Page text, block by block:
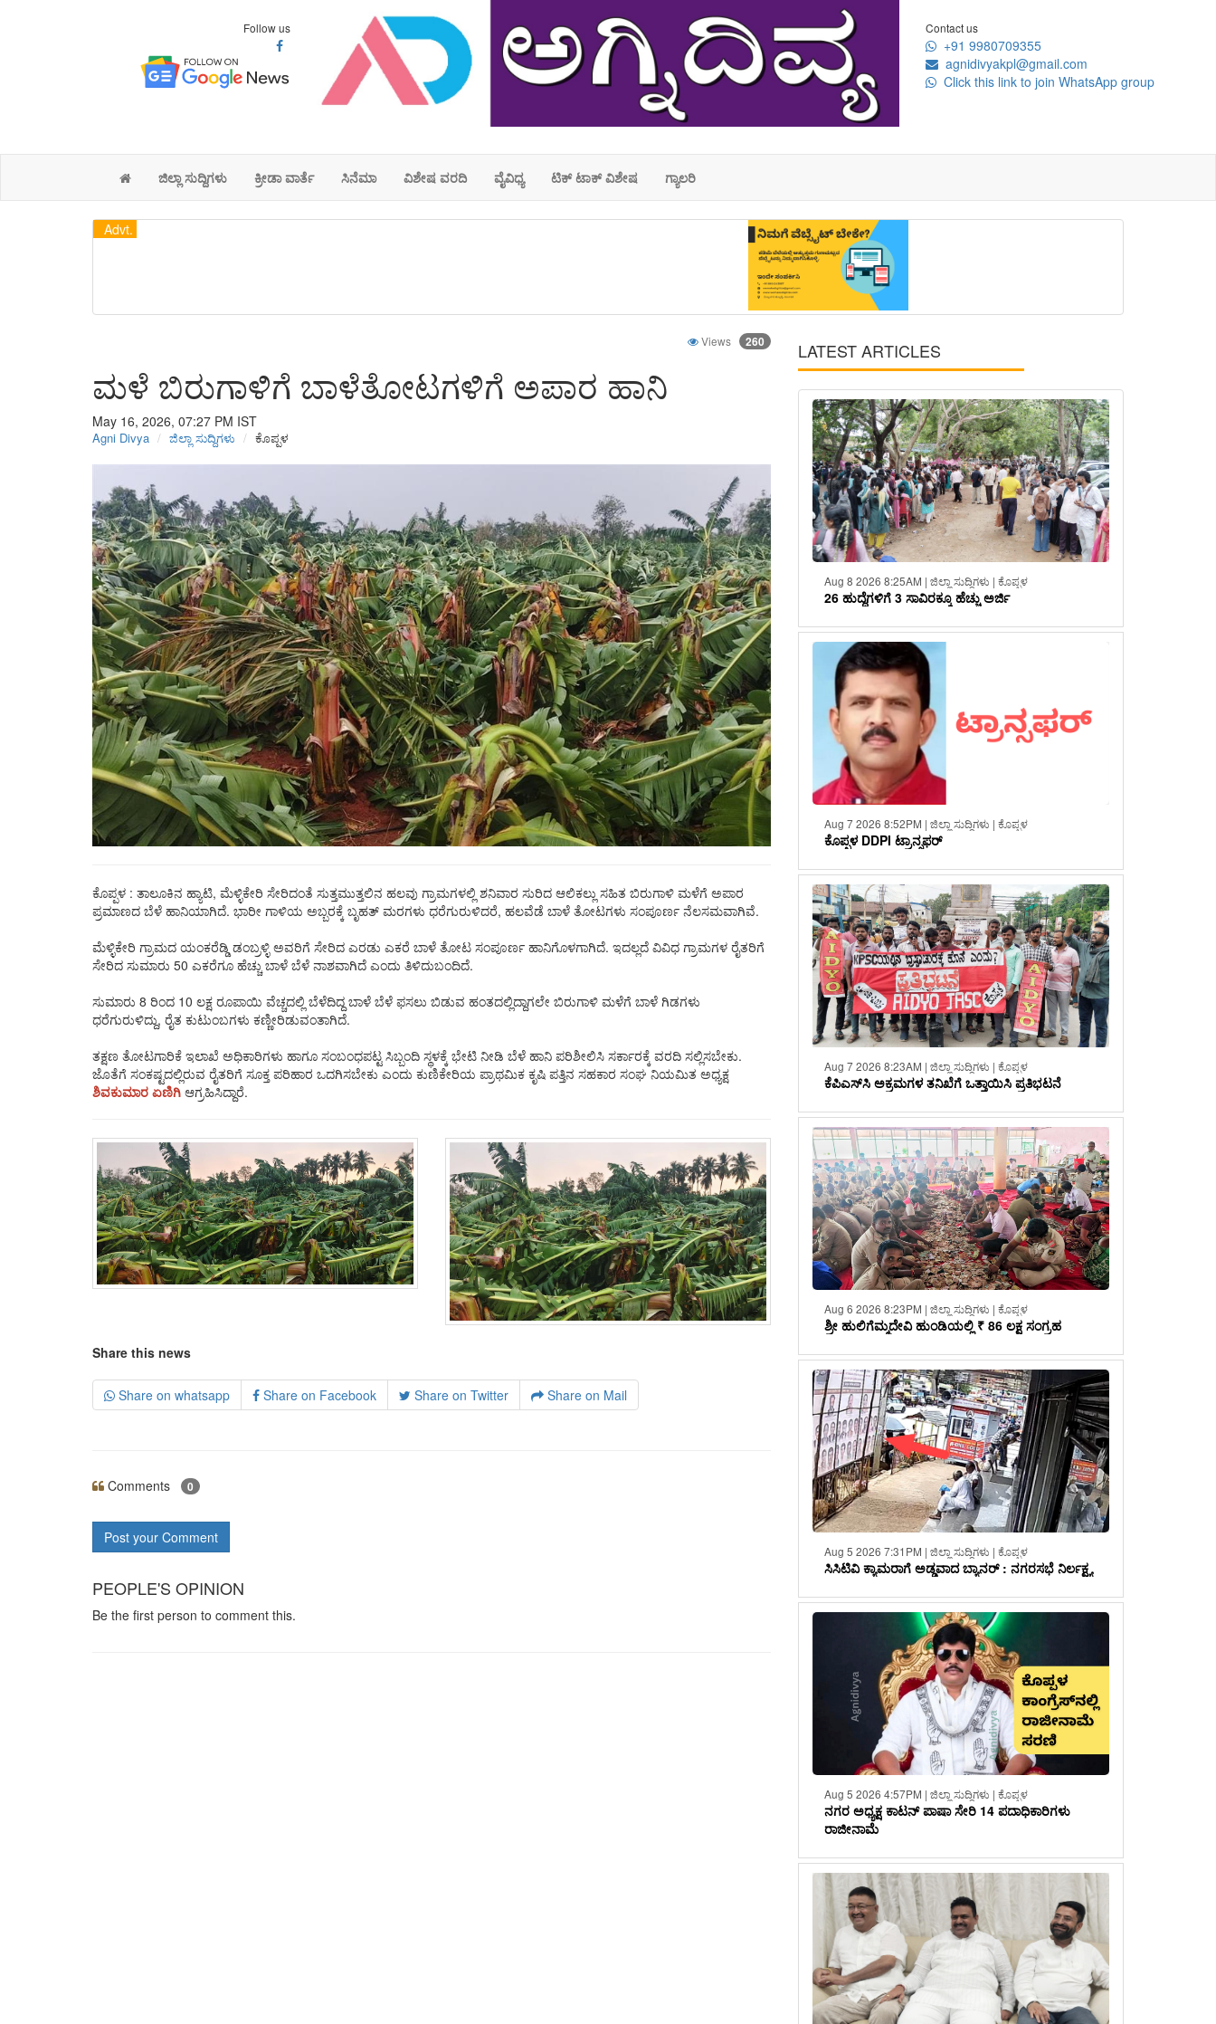
Follow us Contact us
+91 9980709355
agnidivyakpl@gmail.com
Click this link to join WhatsApp group
ಜಿಲ್ಲಾ ಸುದ್ದಿಗಳು ಕ್ರೀಡಾ ವಾರ್ತೆ ಸಿನೆಮಾ ವಿಶೇಷ ವರದಿ ವೈವಿಧ್ಯ ಟಿಕ್ ಟಾಕ್ ವಿಶೇಷ ಗ್ಯಾಲರಿ
Advt.
Views 260
ಮಳೆ ಬಿರುಗಾಳಿಗೆ ಬಾಳೆತೋಟಗಳಿಗೆ ಅಪಾರ ಹಾನಿ
May 16, 2026, 07:27 PM IST
Agni Divya ಜಿಲ್ಲಾ ಸುದ್ದಿಗಳು ಕೊಪ್ಪಳ
ಕೊಪ್ಪಳ : ತಾಲೂಕಿನ ಹ್ಯಾಟಿ, ಮೆಳ್ಳಿಕೇರಿ ಸೇರಿದಂತೆ ಸುತ್ತಮುತ್ತಲಿನ ಹಲವು ಗ್ರಾಮಗಳಲ್ಲಿ ಶನಿವಾರ ಸುರಿದ ಆಲಿಕಲ್ಲು ಸಹಿತ ಬಿರುಗಾಳಿ ಮಳೆಗೆ ಅಪಾರ
ಪ್ರಮಾಣದ ಬೆಳೆ ಹಾನಿಯಾಗಿದೆ. ಭಾರೀ ಗಾಳಿಯ ಅಬ್ಬರಕ್ಕೆ ಬೃಹತ್ ಮರಗಳು ಧರೆಗುರುಳಿದರೆ, ಹಲವೆಡೆ ಬಾಳೆ ತೋಟಗಳು ಸಂಪೂರ್ಣ ನೆಲಸಮವಾಗಿವೆ.
ಮೆಳ್ಳಿಕೇರಿ ಗ್ರಾಮದ ಯಂಕರೆಡ್ಡಿ ಡಂಬ್ರಳ್ಳಿ ಅವರಿಗೆ ಸೇರಿದ ಎರಡು ಎಕರೆ ಬಾಳೆ ತೋಟ ಸಂಪೂರ್ಣ ಹಾನಿಗೊಳಗಾಗಿದೆ. ಇದಲ್ಲದೆ ವಿವಿಧ ಗ್ರಾಮಗಳ ರೈತರಿಗೆ
ಸೇರಿದ ಸುಮಾರು 50 ಎಕರೆಗೂ ಹೆಚ್ಚು ಬಾಳೆ ಬೆಳೆ ನಾಶವಾಗಿದೆ ಎಂದು ತಿಳಿದುಬಂದಿದೆ.
ಸುಮಾರು 8 ರಿಂದ 10 ಲಕ್ಷ ರೂಪಾಯಿ ವೆಚ್ಚದಲ್ಲಿ ಬೆಳೆದಿದ್ದ ಬಾಳೆ ಬೆಳೆ ಫಸಲು ಬಿಡುವ ಹಂತದಲ್ಲಿದ್ದಾಗಲೇ ಬಿರುಗಾಳಿ ಮಳೆಗೆ ಬಾಳೆ ಗಿಡಗಳು
ಧರೆಗುರುಳಿದ್ದು, ರೈತ ಕುಟುಂಬಗಳು ಕಣ್ಣೀರಿಡುವಂತಾಗಿದೆ.
ತಕ್ಷಣ ತೋಟಗಾರಿಕೆ ಇಲಾಖೆ ಅಧಿಕಾರಿಗಳು ಹಾಗೂ ಸಂಬಂಧಪಟ್ಟ ಸಿಬ್ಬಂದಿ ಸ್ಥಳಕ್ಕೆ ಭೇಟಿ ನೀಡಿ ಬೆಳೆ ಹಾನಿ ಪರಿಶೀಲಿಸಿ ಸರ್ಕಾರಕ್ಕೆ ವರದಿ ಸಲ್ಲಿಸಬೇಕು.
ಜೊತೆಗೆ ಸಂಕಷ್ಟದಲ್ಲಿರುವ ರೈತರಿಗೆ ಸೂಕ್ತ ಪರಿಹಾರ ಒದಗಿಸಬೇಕು ಎಂದು ಕುಣಿಕೇರಿಯ ಪ್ರಾಥಮಿಕ ಕೃಷಿ ಪತ್ತಿನ ಸಹಕಾರ ಸಂಘ ನಿಯಮಿತ ಅಧ್ಯಕ್ಷ
ಶಿವಕುಮಾರ ಏಣಿಗಿ ಆಗ್ರಹಿಸಿದ್ದಾರೆ.
Share this news
Share on whatsapp Share on Facebook Share on Twitter Share on Mail
Comments 0
Post your Comment
PEOPLE'S OPINION
Be the first person to comment this.
LATEST ARTICLES
Aug 8 2026 8:25AM | ಜಿಲ್ಲಾ ಸುದ್ದಿಗಳು | ಕೊಪ್ಪಳ
26 ಹುದ್ದೆಗಳಿಗೆ 3 ಸಾವಿರಕ್ಕೂ ಹೆಚ್ಚು ಅರ್ಜಿ
Aug 7 2026 8:52PM | ಜಿಲ್ಲಾ ಸುದ್ದಿಗಳು | ಕೊಪ್ಪಳ
ಕೊಪ್ಪಳ DDPI ಟ್ರಾನ್ಸಫರ್
Aug 7 2026 8:23AM | ಜಿಲ್ಲಾ ಸುದ್ದಿಗಳು | ಕೊಪ್ಪಳ
ಕೆಪಿಎಸ್‌ಸಿ ಅಕ್ರಮಗಳ ತನಿಖೆಗೆ ಒತ್ತಾಯಿಸಿ ಪ್ರತಿಭಟನೆ
Aug 6 2026 8:23PM | ಜಿಲ್ಲಾ ಸುದ್ದಿಗಳು | ಕೊಪ್ಪಳ
ಶ್ರೀ ಹುಲಿಗೆಮ್ಮದೇವಿ ಹುಂಡಿಯಲ್ಲಿ ₹ 86 ಲಕ್ಷ ಸಂಗ್ರಹ
Aug 5 2026 7:31PM | ಜಿಲ್ಲಾ ಸುದ್ದಿಗಳು | ಕೊಪ್ಪಳ
ಸಿಸಿಟಿವಿ ಕ್ಯಾಮರಾಗೆ ಅಡ್ಡವಾದ ಬ್ಯಾನರ್ : ನಗರಸಭೆ ನಿರ್ಲಕ್ಷ್ಯ
Aug 5 2026 4:57PM | ಜಿಲ್ಲಾ ಸುದ್ದಿಗಳು | ಕೊಪ್ಪಳ
ನಗರ ಅಧ್ಯಕ್ಷ ಕಾಟನ್ ಪಾಷಾ ಸೇರಿ 14 ಪದಾಧಿಕಾರಿಗಳು
ರಾಜೀನಾಮೆ